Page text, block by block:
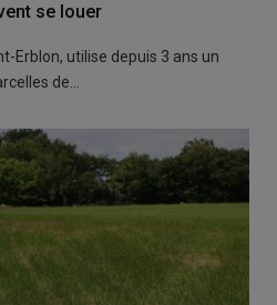
se louer
Erblon, utilise depuis 3 ans un
de…